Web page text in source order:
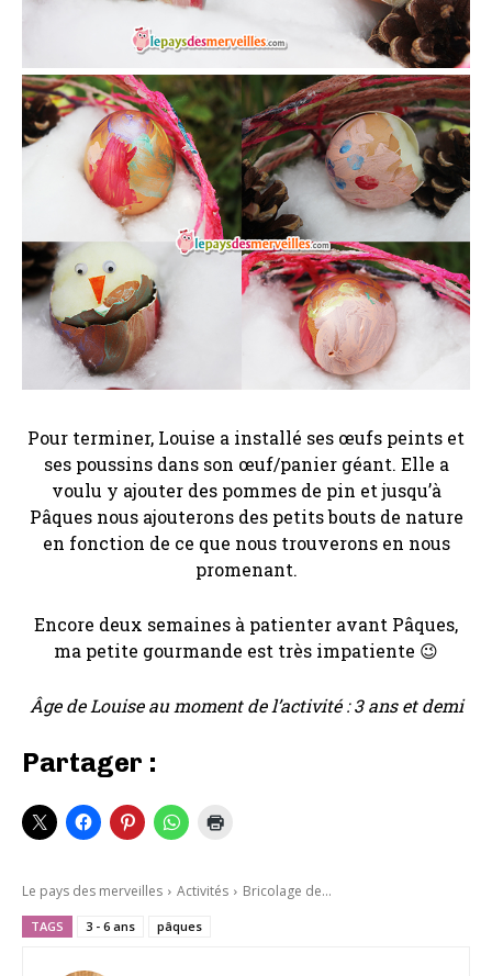
Pour terminer, Louise a installé ses œufs peints et
ses poussins dans son œuf/panier géant. Elle a
voulu y ajouter des pommes de pin et jusqu’à
Pâques nous ajouterons des petits bouts de nature
en fonction de ce que nous trouverons en nous
promenant.
Encore deux semaines à patienter avant Pâques,
ma petite gourmande est très impatiente 😉
Âge de Louise au moment de l’activité : 3 ans et demi
Partager :
Le pays des merveilles Activités Bricolage de...
TAGS 3 - 6 ans pâques